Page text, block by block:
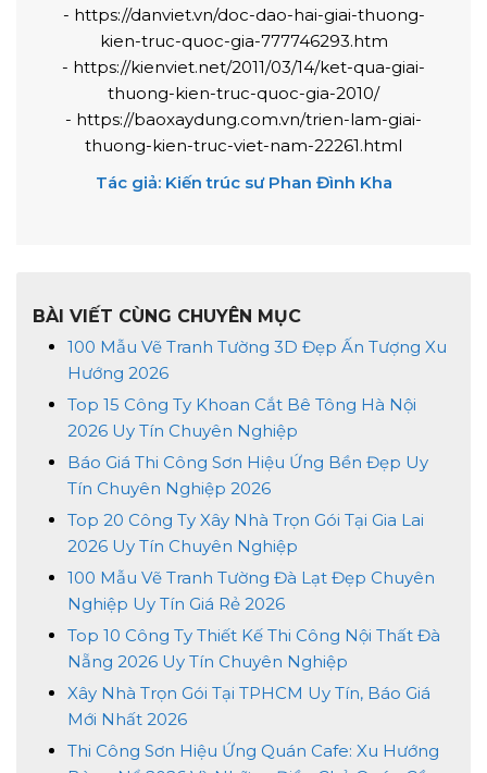
- https://danviet.vn/doc-dao-hai-giai-thuong-
kien-truc-quoc-gia-777746293.htm
- https://kienviet.net/2011/03/14/ket-qua-giai-
thuong-kien-truc-quoc-gia-2010/
- https://baoxaydung.com.vn/trien-lam-giai-
thuong-kien-truc-viet-nam-22261.html
Tác giả: Kiến trúc sư Phan Đình Kha
BÀI VIẾT CÙNG CHUYÊN MỤC
100 Mẫu Vẽ Tranh Tường 3D Đẹp Ấn Tượng Xu
Hướng 2026
Top 15 Công Ty Khoan Cắt Bê Tông Hà Nội
2026 Uy Tín Chuyên Nghiệp
Báo Giá Thi Công Sơn Hiệu Ứng Bền Đẹp Uy
Tín Chuyên Nghiệp 2026
Top 20 Công Ty Xây Nhà Trọn Gói Tại Gia Lai
2026 Uy Tín Chuyên Nghiệp
100 Mẫu Vẽ Tranh Tường Đà Lạt Đẹp Chuyên
Nghiệp Uy Tín Giá Rẻ 2026
Top 10 Công Ty Thiết Kế Thi Công Nội Thất Đà
Nẵng 2026 Uy Tín Chuyên Nghiệp
Xây Nhà Trọn Gói Tại TPHCM Uy Tín, Báo Giá
Mới Nhất 2026
Thi Công Sơn Hiệu Ứng Quán Cafe: Xu Hướng